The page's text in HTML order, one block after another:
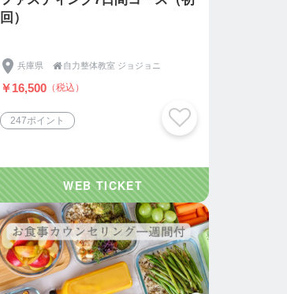
回）
兵庫県 自力整体教室 ジョジョニ
￥16,500 （税込）
247ポイント